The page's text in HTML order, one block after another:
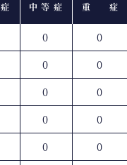
中 等 症 重 症
0 0
0 0
0 0
0 0
0 0